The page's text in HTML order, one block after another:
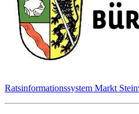
Ratsinformationssystem Markt